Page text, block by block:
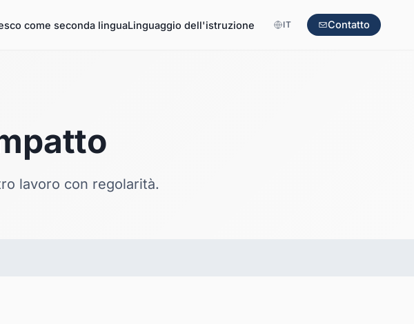
come seconda linguaLinguaggio dell'istruzione IT Contatto
lavoro con regolarità.